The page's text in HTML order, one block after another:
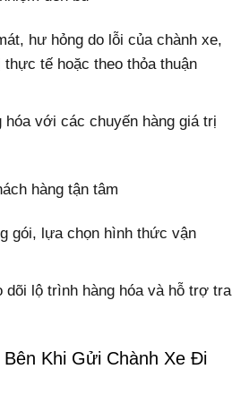
hư hỏng do lỗi của chành xe,
thực tế hoặc theo thỏa thuận
hóa với các chuyến hàng giá trị
hàng tận tâm
gói, lựa chọn hình thức vận
dõi lộ trình hàng hóa và hỗ trợ tra
Khi Gửi Chành Xe Đi